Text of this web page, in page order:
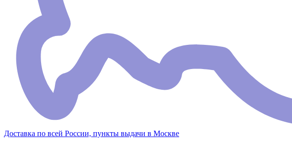
Доставка по всей России, пункты выдачи в Москве